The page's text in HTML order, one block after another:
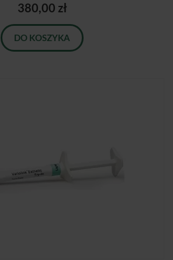
380,00 zł
DO KOSZYKA